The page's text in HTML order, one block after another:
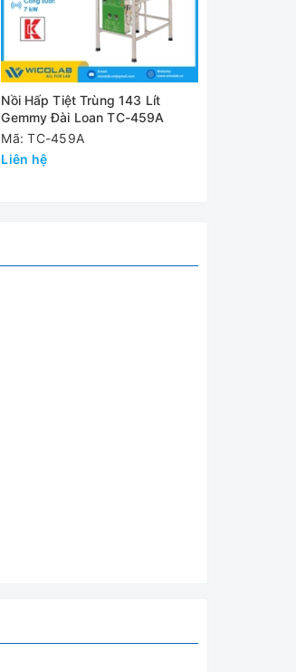
Nồi Hấp Tiệt Trùng 143 Lít
Gemmy Đài Loan TC-459A
Mã: TC-459A
Liên hệ